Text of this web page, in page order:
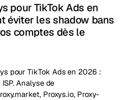
pour TikTok Ads en
éviter les shadow bans
comptes dès le
pour TikTok Ads en 2026 :
Analyse de
Proxys.io, Proxy-